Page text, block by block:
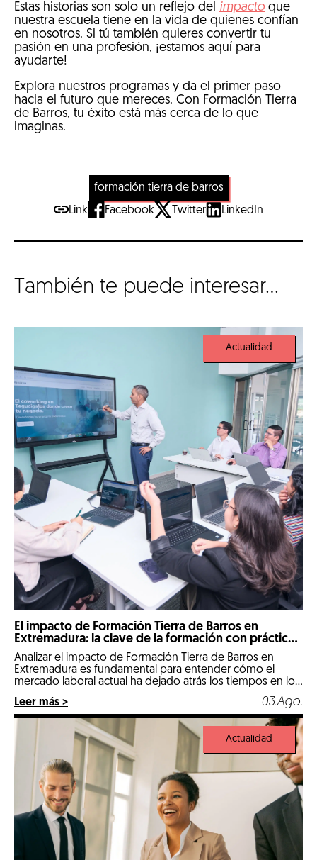
Estas historias son solo un reflejo del impacto que
nuestra escuela tiene en la vida de quienes confían
en nosotros. Si tú también quieres convertir tu
pasión en una profesión, ¡estamos aquí para
ayudarte!
Explora nuestros programas y da el primer paso
hacia el futuro que mereces. Con Formación Tierra
de Barros, tu éxito está más cerca de lo que
imaginas.
formación tierra de barros
Link
Facebook Twitter LinkedIn
También te puede interesar...
Actualidad
El impacto de Formación Tierra de Barros en
Extremadura: la clave de la formación con prácticas
reales
Analizar el impacto de Formación Tierra de Barros en
Extremadura es fundamental para entender cómo el
mercado laboral actual ha dejado atrás los tiempos en los
que un expediente puramente teórico abría las puertas
de las mejores empresas. Llegados a 2026, nos
encontramos en un escenario hipercompetitivo, marcado
por la digitalización de la industria y […]
Leer más > 03.Ago.
Actualidad